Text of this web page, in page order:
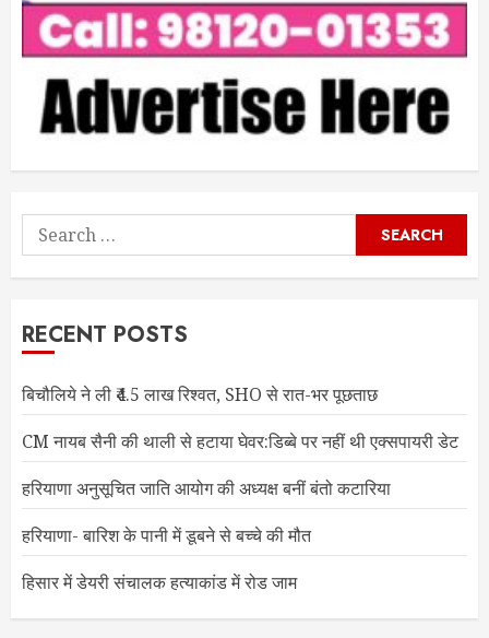
Search
for:
RECENT POSTS
बिचौलिये ने ली ₹4.5 लाख रिश्वत, SHO से रात-भर पूछताछ
CM नायब सैनी की थाली से हटाया घेवर:डिब्बे पर नहीं थी एक्सपायरी डेट
हरियाणा अनुसूचित जाति आयोग की अध्यक्ष बनीं बंतो कटारिया
हरियाणा- बारिश के पानी में डूबने से बच्चे की मौत
हिसार में डेयरी संचालक हत्याकांड में रोड जाम